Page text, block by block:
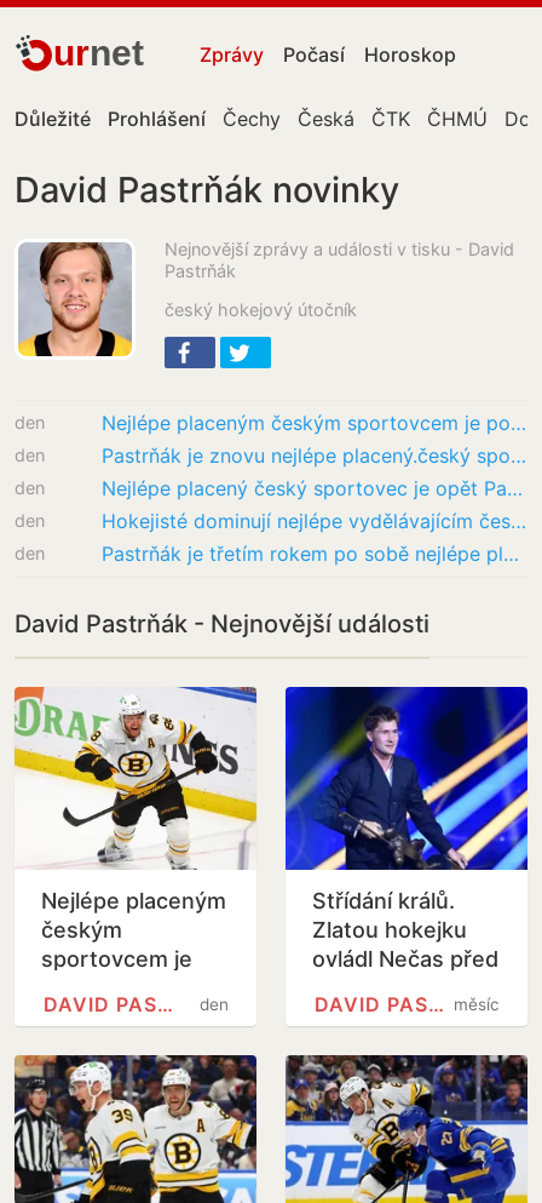
urnet Zprávy Počasí Horoskop
Důležité Prohlášení Čechy Česká ČTK ČHMÚ
David Pastrňák novinky
Nejnovější zprávy a události v tisku - David
Pastrňák
český hokejový útočník
den Nejlépe placeným českým sportovcem je podle Forbesu stále Pastrňák
den Pastrňák je znovu nejlépe placený.český sportovec. Vydělal si ale méně
den Nejlépe placený český sportovec je opět Pastrňák, podle Forbesu vydělal 275 milionů
den Hokejisté dominují nejlépe vydělávajícím českým sportovců. Dál vede Pastrňák
den Pastrňák je třetím rokem po sobě nejlépe placeným českým sportovcem
David Pastrňák - Nejnovější události
Nejlépe placeným
českým
sportovcem je
stále Pastrňák
den
DAVID PASTRŇÁK
Střídání králů.
Zlatou hokejku
ovládl Nečas před
šampionem
měsíc
DAVID PASTRŇÁK